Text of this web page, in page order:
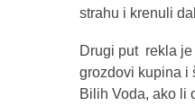
strahu i krenuli
Drugi put rekla
grozdovi kupina i
Bilih Voda, ako